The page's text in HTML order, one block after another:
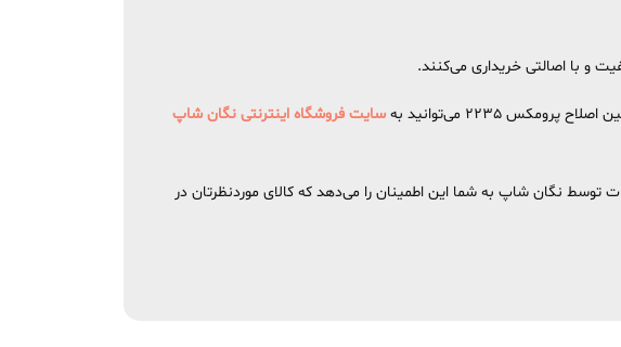
2235 می‌توانید به
سایت فروشگاه اینترنتی نگان شاپ
نگان شاپ به شما این اطمینان را می‌دهد که کالای موردنظرتان در